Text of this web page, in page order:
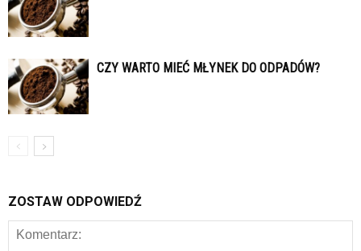
CZY WARTO MIEĆ MŁYNEK DO ODPADÓW?
ZOSTAW ODPOWIEDŹ